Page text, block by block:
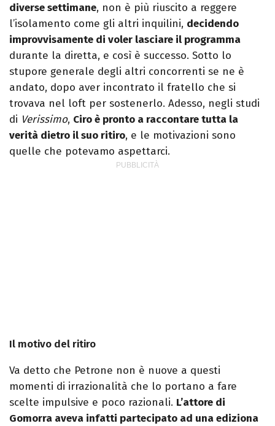
diverse settimane, non è più riuscito a reggere
l’isolamento come gli altri inquilini, decidendo
improvvisamente di voler lasciare il programma
durante la diretta, e così è successo. Sotto lo
stupore generale degli altri concorrenti se ne è
andato, dopo aver incontrato il fratello che si
trovava nel loft per sostenerlo. Adesso, negli studi
di Verissimo, Ciro è pronto a raccontare tutta la
verità dietro il suo ritiro, e le motivazioni sono
quelle che potevamo aspettarci.
Il motivo del ritiro
Va detto che Petrone non è nuove a questi
momenti di irrazionalità che lo portano a fare
scelte impulsive e poco razionali. L’attore di
Gomorra aveva infatti partecipato ad una ediziona